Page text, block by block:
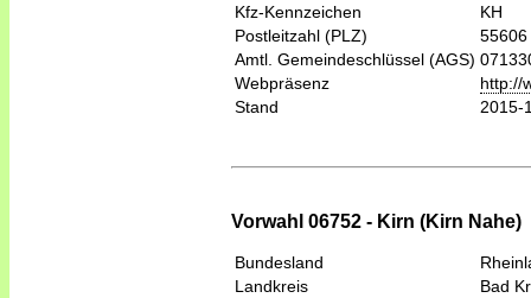
Kfz-Kennzeichen
KH
Postleitzahl (PLZ)
55606
Amtl. Gemeindeschlüssel (AGS)
Webpräsenz
http://
Stand
2015-
Vorwahl 06752 - Kirn (Kirn Nahe)
Bundesland
Landkreis
Bad